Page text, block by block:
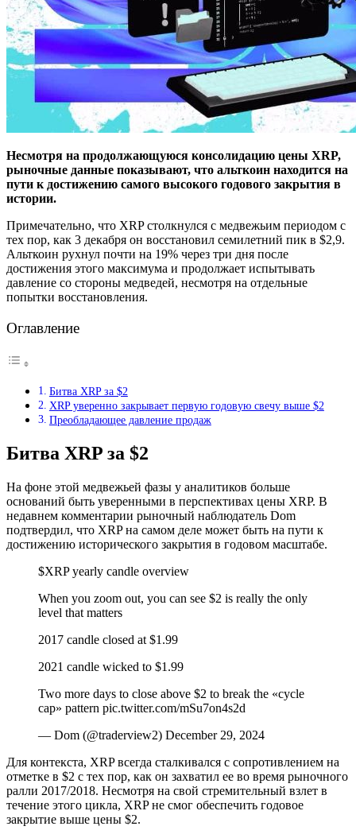
Несмотря на продолжающуюся консолидацию цены XRP,
рыночные данные показывают, что альткоин находится на
пути к достижению самого высокого годового закрытия в
истории.
Примечательно, что XRP столкнулся с медвежьим периодом с
тех пор, как 3 декабря он восстановил семилетний пик в $2,9.
Альткоин рухнул почти на 19% через три дня после
достижения этого максимума и продолжает испытывать
давление со стороны медведей, несмотря на отдельные
попытки восстановления.
Оглавление
Битва XRP за $2
XRP уверенно закрывает первую годовую свечу выше $2
Преобладающее давление продаж
Битва XRP за $2
На фоне этой медвежьей фазы у аналитиков больше
оснований быть уверенными в перспективах цены XRP. В
недавнем комментарии рыночный наблюдатель Dom
подтвердил, что XRP на самом деле может быть на пути к
достижению исторического закрытия в годовом масштабе.
$XRP yearly candle overview
When you zoom out, you can see $2 is really the only
level that matters
2017 candle closed at $1.99
2021 candle wicked to $1.99
Two more days to close above $2 to break the «cycle
cap» pattern pic.twitter.com/mSu7on4s2d
— Dom (@traderview2) December 29, 2024
Для контекста, XRP всегда сталкивался с сопротивлением на
отметке в $2 с тех пор, как он захватил ее во время рыночного
ралли 2017/2018. Несмотря на свой стремительный взлет в
течение этого цикла, XRP не смог обеспечить годовое
закрытие выше цены $2.